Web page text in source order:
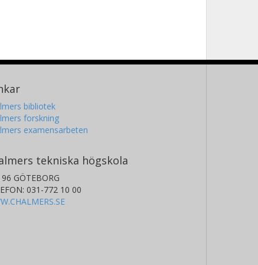
bibliotek
forskning
examensarbeten
tekniska högskola
GÖTEBORG
031-772 10 00